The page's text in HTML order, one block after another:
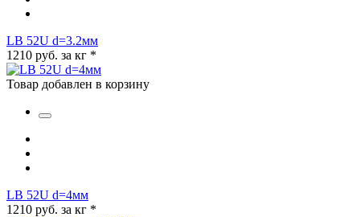
LB 52U d=3.2мм
1210 руб. за кг *
Товар добавлен в корзину
LB 52U d=4мм
1210 руб. за кг *